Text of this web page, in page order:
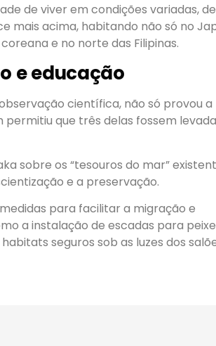
de viver em condições variadas,
mais acima, habitando não só no
e no norte das Filipinas.
e educação
científica, não só provou a
que três delas fossem
sobre os “tesouros do mar”
e a preservação.
para facilitar a migração e
a instalação de escadas para
seguros sob as luzes dos